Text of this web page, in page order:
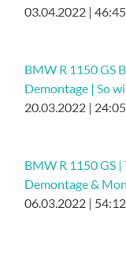
03.04.2022 | 46:45
BMW R 1150 GS
Demontage | So
20.03.2022 | 24:05
BMW R 1150 GS |
Demontage &
06.03.2022 | 54:12